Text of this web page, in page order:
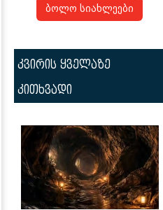
ბოლო სიახლეები
კვირის ყველაზე
კითხვადი